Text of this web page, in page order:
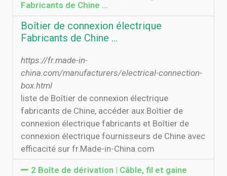
Fabricants de Chine ...
Boîtier de connexion électrique
Fabricants de Chine ...
https://fr.made-in-
china.com/manufacturers/electrical-connection-
box.html
liste de Boîtier de connexion électrique
fabricants de Chine, accéder aux Boîtier de
connexion électrique fabricants et Boîtier de
connexion électrique fournisseurs de Chine avec
efficacité sur fr.Made-in-China.com
2 Boîte de dérivation | Câble, fil et gaine